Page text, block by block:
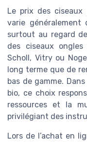
Le prix des ciseaux
varie généralement
surtout au regard
des ciseaux
Scholl, Vitry ou
long terme que de
bas de gamme.
bio, ce choix
ressources et la
privilégiant des
Lors de l’achat en